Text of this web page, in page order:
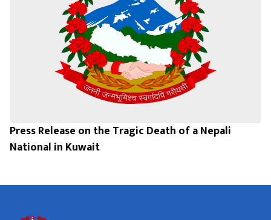
Press Release on the Tragic Death of a Nepali
National in Kuwait